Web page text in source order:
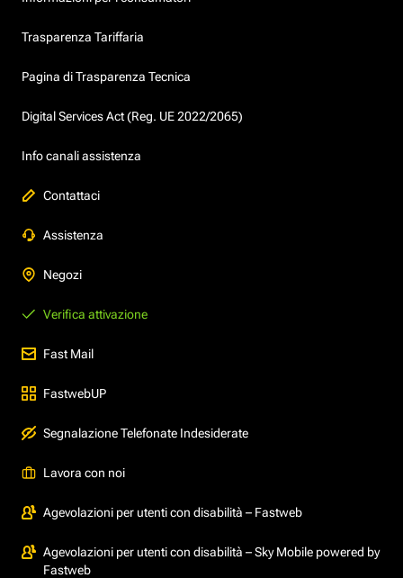
Trasparenza Tariffaria
Pagina di Trasparenza Tecnica
Digital Services Act (Reg. UE 2022/2065)
Info canali assistenza
Contattaci
Assistenza
Negozi
Verifica attivazione
Fast Mail
FastwebUP
Segnalazione Telefonate Indesiderate
Lavora con noi
Agevolazioni per utenti con disabilità – Fastweb
Agevolazioni per utenti con disabilità – Sky Mobile powered by
Fastweb